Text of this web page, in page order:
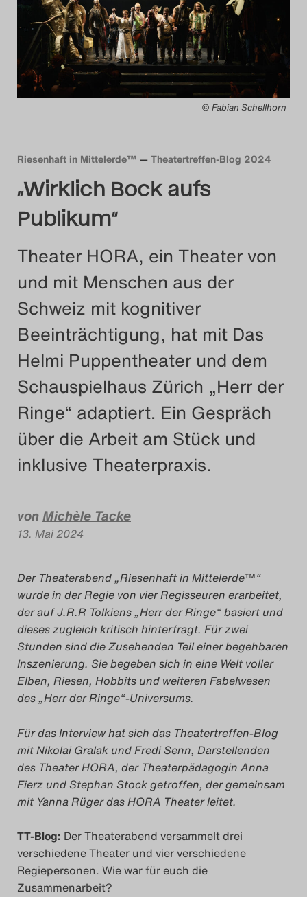
Das Theatertreffen-Blog
2014
Das Theatertreffen-Blog
Das Theatertreffen-Blog
2016
Das Theatertreffen-Blog
Das Theatertreffen-Blog
2018
Das Theatertreffen-Blog
2018 Alumni
Das Theatertreffen-Blog
2019
Das Theatertreffen-Blog
2020
Das Theatertreffen-Blog
Das Theatertreffen-Blog
2022
Das Theatertreffen-Blog
2023
Das Theatertreffen-Blog
2024
Das Theatertreffen-Blog
2025
Das Theatertreffen-Blog
Archiv
Impressum
© Fabian Schellhorn
Riesenhaft in Mittelerde™ Theatertreffen-Blog 2024
„Wirklich Bock aufs
Publikum“
Theater HORA, ein Theater von
und mit Menschen aus der
Schweiz mit kognitiver
Beeinträchtigung, hat mit Das
Helmi Puppentheater und dem
Schauspielhaus Zürich „Herr der
Ringe“ adaptiert. Ein Gespräch
über die Arbeit am Stück und
inklusive Theaterpraxis.
vonMichèle Tacke
13. Mai 2024
Der Theaterabend „Riesenhaft in Mittelerde™“
wurde in der Regie von vier Regisseuren erarbeitet,
der auf J.R.R Tolkiens „Herr der Ringe“ basiert und
dieses zugleich kritisch hinterfragt. Für zwei
Stunden sind die Zusehenden Teil einer begehbaren
Inszenierung. Sie begeben sich in eine Welt voller
Elben, Riesen, Hobbits und weiteren Fabelwesen
des „Herr der Ringe“-Universums.
Für das Interview hat sich das Theatertreffen-Blog
mit Nikolai Gralak und Fredi Senn, Darstellenden
des Theater HORA, der Theaterpädagogin Anna
Fierz und Stephan Stock getroffen, der gemeinsam
mit Yanna Rüger das HORA Theater leitet.
TT-Blog: Der Theaterabend versammelt drei
verschiedene Theater und vier verschiedene
Regiepersonen. Wie war für euch die
Zusammenarbeit?